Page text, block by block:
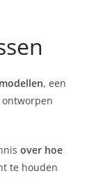
, een
over hoe
te houden